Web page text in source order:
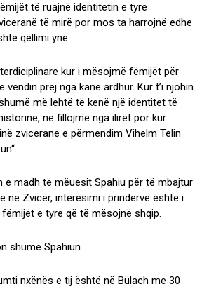
të ruajnë identitetin e tyre
të mirë por mos ta harrojnë edhe
qëllimi ynë.
kur i mësojmë fëmijët për
vendin prej nga kanë ardhur. Kur t’i njohin
më lehtë të kenë një identitet të
ne fillojmë nga ilirët por kur
zvicerane e përmendim Vihelm Telin
e madh të mëuesit Spahiu për të mbajtur
në Zvicër, interesimi i prindërve është i
fëmijët e tyre që të mësojnë shqip.
shumë Spahiun.
nxënës e tij është në Bülach me 30